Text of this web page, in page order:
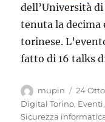
dell’Università
tenuta la decima
torinese.
fatto di 16 talks
Autore
mupin
il
24
Digital Torino, Eventi,
Sicurezza